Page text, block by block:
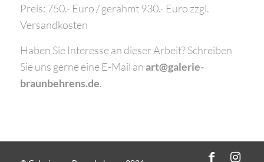
Preis: 750.- Euro / gerahmt 930.- Euro zzgl.
Versandkosten
Haben Sie Interesse an dieser Arbeit? Schreiben
Sie uns gerne eine E-Mail anart@galerie-
braunbehrens.de.